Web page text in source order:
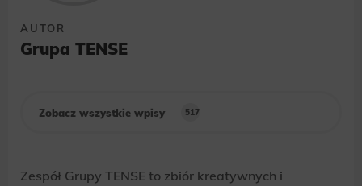
AUTOR
Grupa TENSE
Zobacz wszystkie wpisy 517
Zespół Grupy TENSE to zbiór kreatywnych i